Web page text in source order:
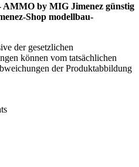
by MIG Jimenez günstig
Shop modellbau-
der gesetzlichen
können vom tatsächlichen
der Produktabbildung